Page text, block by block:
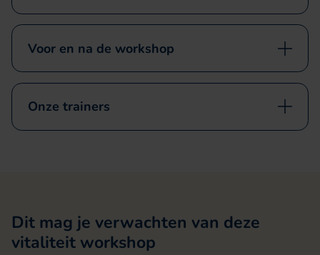
Voor en na de workshop
Onze trainers
Dit mag je verwachten van deze
vitaliteit workshop